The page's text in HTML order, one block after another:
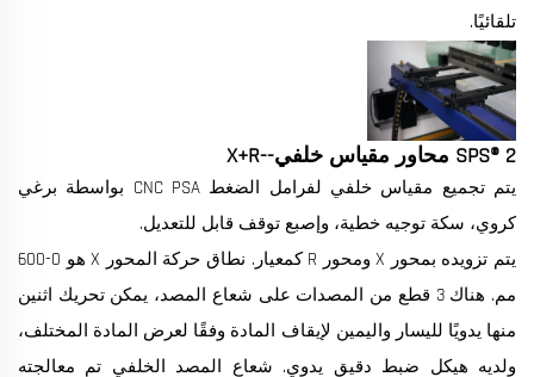
تلقائيًا.
SPS® 2 محاور مقياس خلفي--X+R
يتم تجميع مقياس خلفي لفرامل الضغط CNC PSA بواسطة برغي
كروي، سكة توجيه خطية، وإصبع توقف قابل للتعديل.
يتم تزويده بمحور X ومحور R كمعيار. نطاق حركة المحور X هو 0-600
مم. هناك 3 قطع من المصدات على شعاع المصد، يمكن تحريك اثنين
منها يدويًا لليسار واليمين لإيقاف المادة وفقًا لعرض المادة المختلف،
ولديه هيكل ضبط دقيق يدوي. شعاع المصد الخلفي تم معالجته